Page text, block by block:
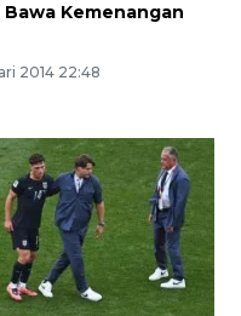
Bawa Kemenangan
2014 22:48